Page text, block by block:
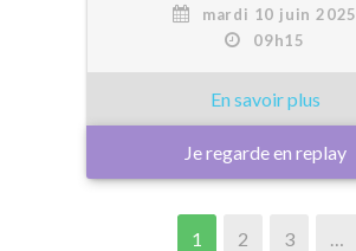
mardi 10 juin 2025
09h15
Je regarde en replay
1 2 3 …